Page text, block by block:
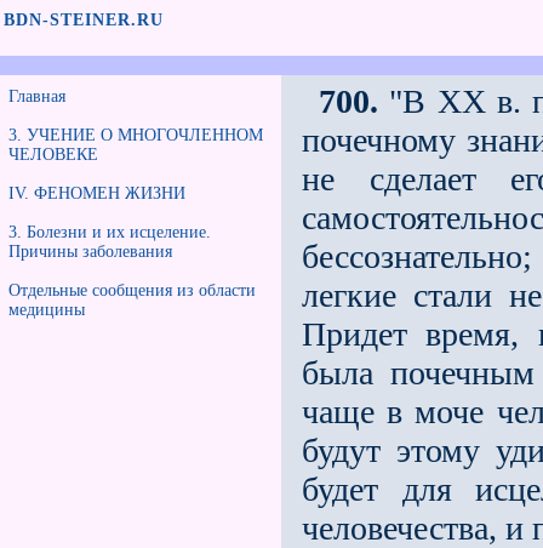
BDN-STEINER.RU
Главная
3. УЧЕНИЕ О МНОГОЧЛЕННОМ
ЧЕЛОВЕКЕ
IV. ФЕНОМЕН ЖИЗНИ
3. Болезни и их исцеление.
Причины заболевания
Отдельные сообщения из области
медицины
700. "В XX в.
почечному
не сделает
легкие стали
Придет время,
была почечным
чаще в моче
будут этому
будет для
человечества,